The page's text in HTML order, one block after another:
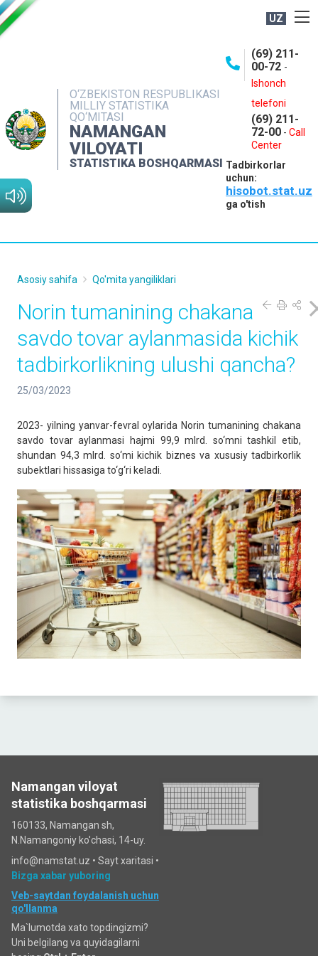
UZ
O‘ZBEKISTON RESPUBLIKASI
MILLIY STATISTIKA
QO‘MITASI
NAMANGAN
VILOYATI
STATISTIKA BOSHQARMASI
(69) 211-
00-72 -
Ishonch
telefoni
(69) 211-
72-00 - Call
Center
Tadbirkorlar
uchun:
hisobot.stat.uz
ga o'tish
NASHRLAR
INTERAKTIV XIZMATLAR
MATBUOT XIZMATI
MUROJAATLAR
Asosiy sahifa Qo'mita yangiliklari
Norin tumanining chakana
savdo tovar aylanmasida kichik
tadbirkorlikning ulushi qancha?
25/03/2023
2023- yilning yanvar-fevral oylarida Norin tumanining chakana
savdo tovar aylanmasi hajmi 99,9 mlrd. so‘mni tashkil etib,
shundan 94,3 mlrd. so‘mi kichik biznes va xususiy tadbirkorlik
subektlari hissasiga to‘g‘ri keladi.
Namangan viloyat
statistika boshqarmasi
160133, Namangan sh,
N.Namangoniy ko'chasi, 14-uy.
info@namstat.uz • Sayt xaritasi •
Bizga xabar yuboring
Veb-saytdan foydalanish uchun
qo'llanma
Ma`lumotda xato topdingizmi?
Uni belgilang va quyidagilarni